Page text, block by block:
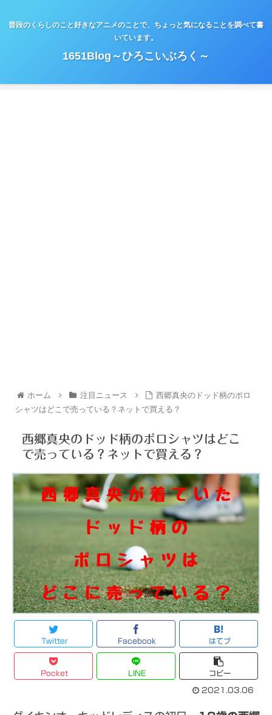
普段のくらしのこと好きなアニメのことで、ちょっと気になることを調べて書
いています。
1651Blog～ひろこいぶろく～
ホーム 注目ニュース
西郷真央のドッド柄のポロ
シャツはどこで売っている？ネットで買える？
西郷真央のドッド柄のポロシャツはどこ
で売っている？ネットで買える？
Twitter Facebook はてブ
Pocket LINE コピー
2021.03.06